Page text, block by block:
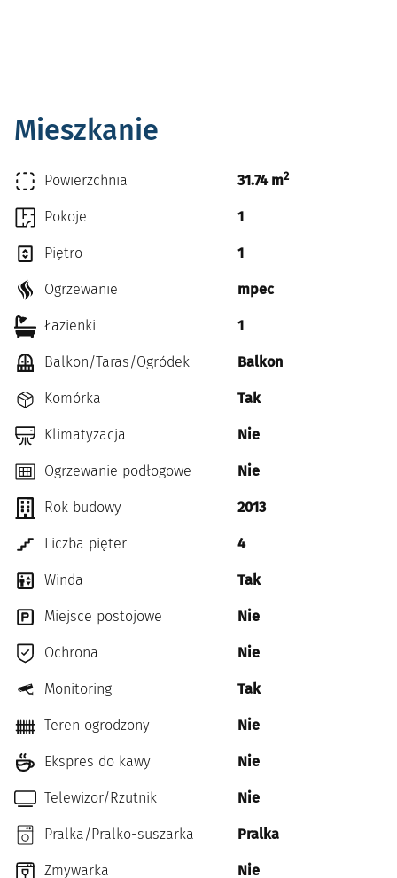
Mieszkanie
Powierzchnia 31.74 m2
Pokoje 1
Piętro 1
Ogrzewanie mpec
Łazienki 1
Balkon/Taras/Ogródek Balkon
Komórka Tak
Klimatyzacja Nie
Ogrzewanie podłogowe Nie
Rok budowy 2013
Liczba pięter 4
Winda Tak
Miejsce postojowe Nie
Ochrona Nie
Monitoring Tak
Teren ogrodzony Nie
Ekspres do kawy Nie
Telewizor/Rzutnik Nie
Pralka/Pralko-suszarka Pralka
Zmywarka Nie